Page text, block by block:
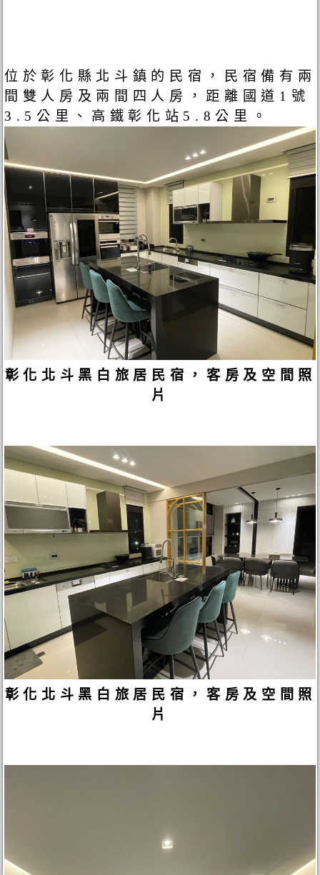
位於彰化縣北斗鎮的民宿，民宿備有兩
間雙人房及兩間四人房，距離國道1號
3.5公里、高鐵彰化站5.8公里。
彰化北斗黑白旅居民宿，客房及空間照
片
彰化北斗黑白旅居民宿，客房及空間照
片